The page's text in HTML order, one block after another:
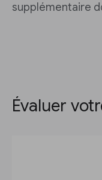
supplémentaire
Évaluer